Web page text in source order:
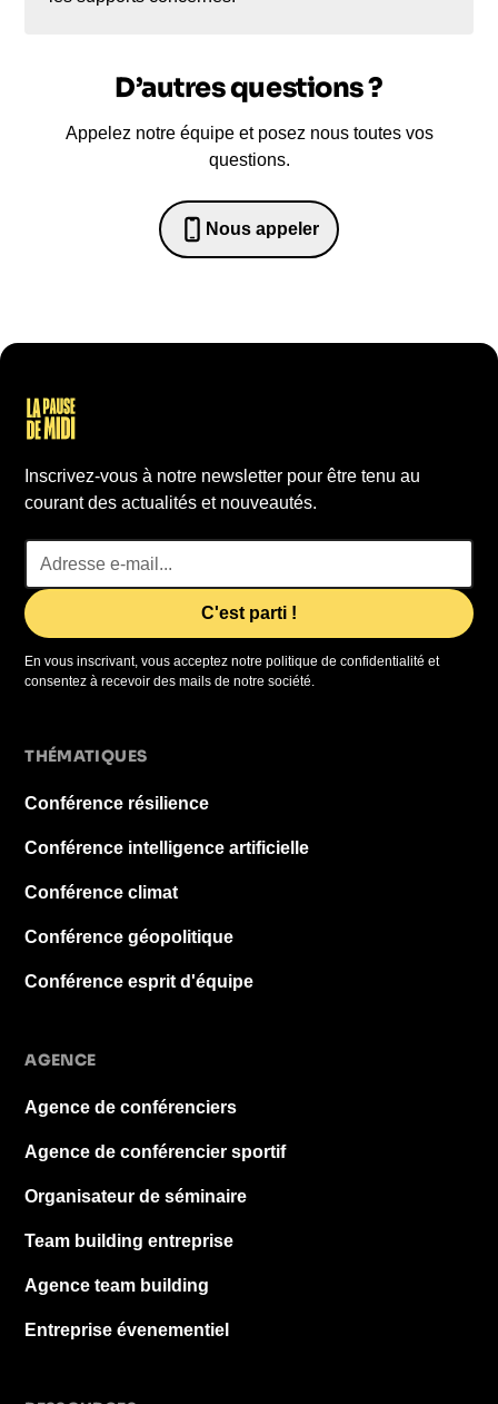
D’autres questions ?
Appelez notre équipe et posez nous toutes vos
questions.
Nous appeler
0652698481
Inscrivez-vous à notre newsletter pour être tenu au
courant des actualités et nouveautés.
En vous inscrivant, vous acceptez notre politique de confidentialité et
consentez à recevoir des mails de notre société.
THÉMATIQUES
Conférence résilience
Conférence intelligence artificielle
Conférence climat
Conférence géopolitique
Conférence esprit d'équipe
AGENCE
Agence de conférenciers
Agence de conférencier sportif
Organisateur de séminaire
Team building entreprise
Agence team building
Entreprise évenementiel